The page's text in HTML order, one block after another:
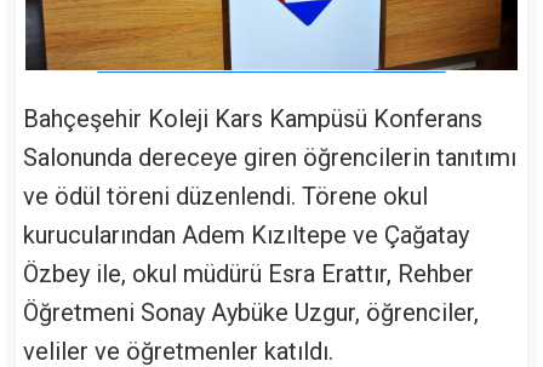
Bahçeşehir Koleji Kars Kampüsü Konferans
Salonunda dereceye giren öğrencilerin tanıtımı
ve ödül töreni düzenlendi. Törene okul
kurucularından Adem Kızıltepe ve Çağatay
Özbey ile, okul müdürü Esra Erattır, Rehber
Öğretmeni Sonay Aybüke Uzgur, öğrenciler,
veliler ve öğretmenler katıldı.